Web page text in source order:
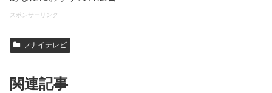
スポンサーリンク
フナイテレビ
関連記事